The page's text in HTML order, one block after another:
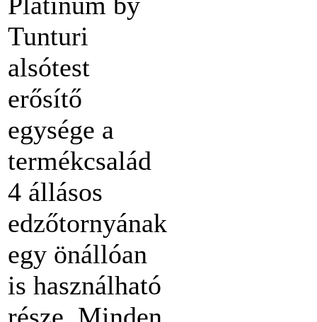
Tunturi
alsótest
erősítő
egysége a
termékcsalád
4 állásos
edzőtornyának
egy önállóan
is használható